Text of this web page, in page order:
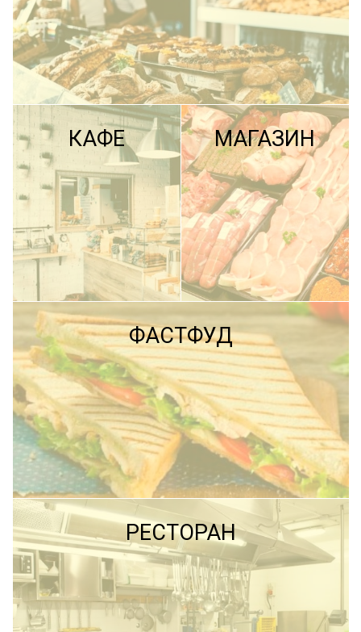
ПОДРОБНЕЕ
КАФЕ
ПОДРОБНЕЕ
МАГАЗИН
ПОДРОБНЕЕ
ФАСТФУД
РЕСТОРАН